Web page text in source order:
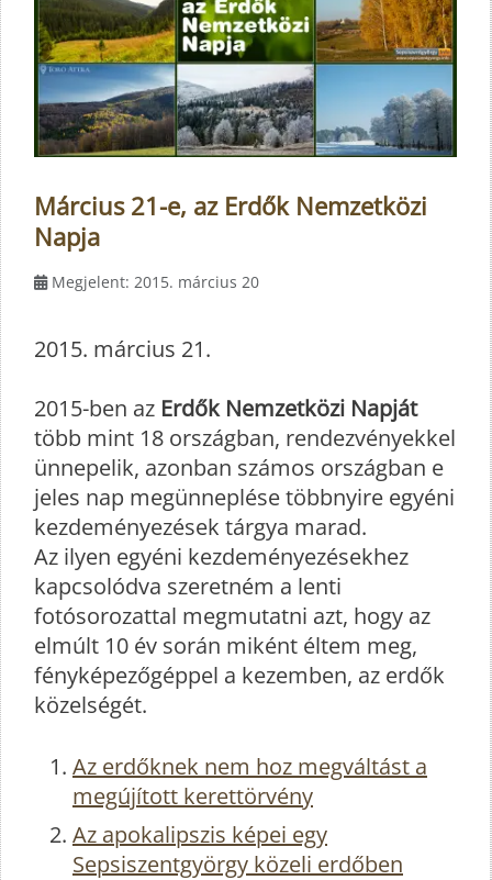
Március 21-e, az Erdők Nemzetközi
Napja
Megjelent: 2015. március 20
2015. március 21.
2015-ben az Erdők Nemzetközi Napját
több mint 18 országban, rendezvényekkel
ünnepelik, azonban számos országban e
jeles nap megünneplése többnyire egyéni
kezdeményezések tárgya marad.
Az ilyen egyéni kezdeményezésekhez
kapcsolódva szeretném a lenti
fotósorozattal megmutatni azt, hogy az
elmúlt 10 év során miként éltem meg,
fényképezőgéppel a kezemben, az erdők
közelségét.
Az erdőknek nem hoz megváltást a
megújított kerettörvény
Az apokalipszis képei egy
Sepsiszentgyörgy közeli erdőben